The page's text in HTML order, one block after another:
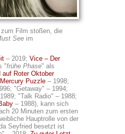
Film stoßen, die
See im
– 2019; Vice – Der
"frühe Phase" als
auf Roter Oktober
Puzzle – 1998;
"Getaway" – 1994;
"Talk Radio" – 1988;
– 1988), kann sich
20 Minuten zum ersten
Hauptrolle von der
Seyfried besetzt ist